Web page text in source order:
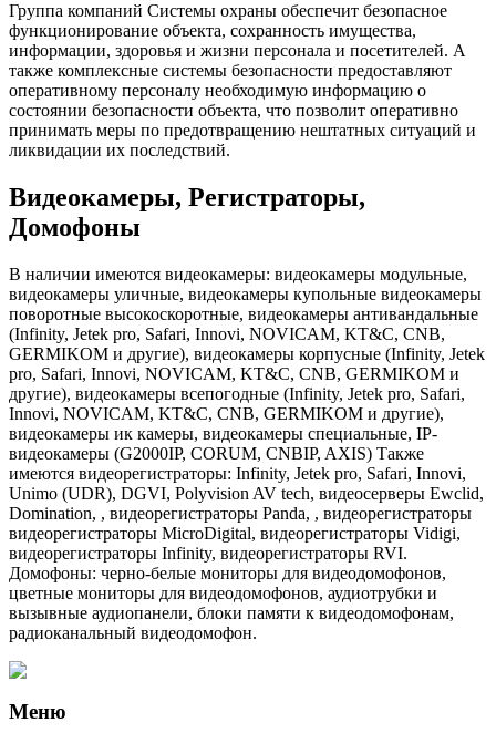
Группа компаний Системы охраны обеспечит безопасное
функционирование объекта, сохранность имущества,
информации, здоровья и жизни персонала и посетителей. А
также комплексные системы безопасности предоставляют
оперативному персоналу необходимую информацию о
состоянии безопасности объекта, что позволит оперативно
принимать меры по предотвращению нештатных ситуаций и
ликвидации их последствий.
Видеокамеры, Регистраторы,
Домофоны
В наличии имеются видеокамеры: видеокамеры модульные,
видеокамеры уличные, видеокамеры купольные видеокамеры
поворотные высокоскоротные, видеокамеры антивандальные
(Infinity, Jetek pro, Safari, Innovi, NOVICAM, KT&C, CNB,
GERMIKOM и другие), видеокамеры корпусные (Infinity, Jetek
pro, Safari, Innovi, NOVICAM, KT&C, CNB, GERMIKOM и
другие), видеокамеры всепогодные (Infinity, Jetek pro, Safari,
Innovi, NOVICAM, KT&C, CNB, GERMIKOM и другие),
видеокамеры ик камеры, видеокамеры специальные, IP-
видеокамеры (G2000IP, CORUM, CNBIP, AXIS) Также
имеются видеорегистраторы: Infinity, Jetek pro, Safari, Innovi,
Unimo (UDR), DGVI, Polyvision AV tech, видеосерверы Ewclid,
Domination, , видеорегистраторы Panda, , видеорегистраторы
видеорегистраторы MicroDigital, видеорегистраторы Vidigi,
видеорегистраторы Infinity, видеорегистраторы RVI.
Домофоны: черно-белые мониторы для видеодомофонов,
цветные мониторы для видеодомофонов, аудиотрубки и
вызывные аудиопанели, блоки памяти к видеодомофонам,
радиоканальный видеодомофон.
Меню